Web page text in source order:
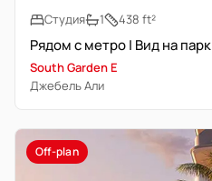
Студия
1 438 ft²
Рядом с метро | Вид на
South Garden E
Джебель Али
Off-plan